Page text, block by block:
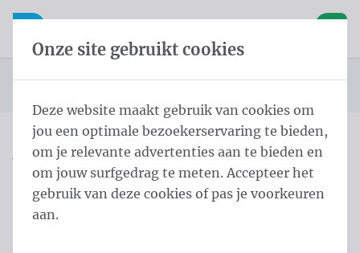
Inhoud overslaan
Taalkeuze overslaan
Open mobiele navigatie
Startpagina
Producten
Vlaggen
Officiële vlaggen
Landenvlaggen
Landenvlaggen Oceanië Vlag Kiribati 150x200 cm
Vlag Kiribati 150x200 cm
Productinformatie
Onze site gebruikt cookies
Deze website maakt gebruik van cookies om
jou een optimale bezoekerservaring te bieden,
om je relevante advertenties aan te bieden en
om jouw surfgedrag te meten. Accepteer het
gebruik van deze cookies of pas je voorkeuren
aan.